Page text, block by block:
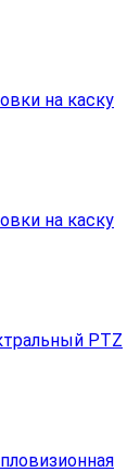
на каску
на каску
PTZ